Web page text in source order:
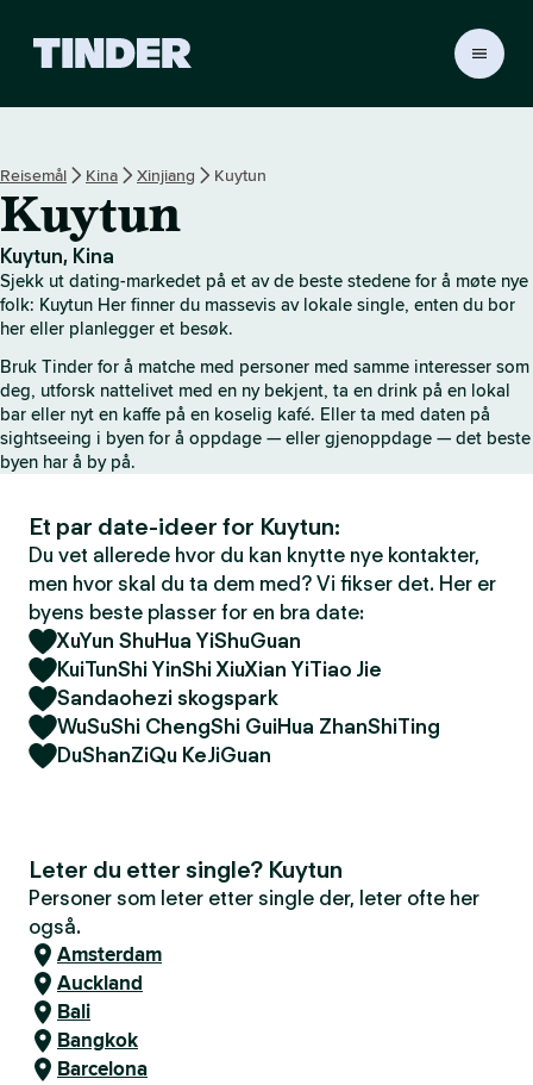
r
e
m
m
s
i
d
e
Reisemål Kina Xinjiang Kuytun
Kuytun
Kuytun, Kina
Sjekk ut dating-markedet på et av de beste stedene for å møte nye
folk: Kuytun Her finner du massevis av lokale single, enten du bor
her eller planlegger et besøk.
Bruk Tinder for å matche med personer med samme interesser som
deg, utforsk nattelivet med en ny bekjent, ta en drink på en lokal
bar eller nyt en kaffe på en koselig kafé. Eller ta med daten på
sightseeing i byen for å oppdage — eller gjenoppdage — det beste
byen har å by på.
Et par date-ideer for Kuytun:
Du vet allerede hvor du kan knytte nye kontakter,
men hvor skal du ta dem med? Vi fikser det. Her er
byens beste plasser for en bra date:
XuYun ShuHua YiShuGuan
KuiTunShi YinShi XiuXian YiTiao Jie
Sandaohezi skogspark
WuSuShi ChengShi GuiHua ZhanShiTing
DuShanZiQu KeJiGuan
Leter du etter single? Kuytun
Personer som leter etter single der, leter ofte her
også.
Amsterdam
Auckland
Bali
Bangkok
Barcelona